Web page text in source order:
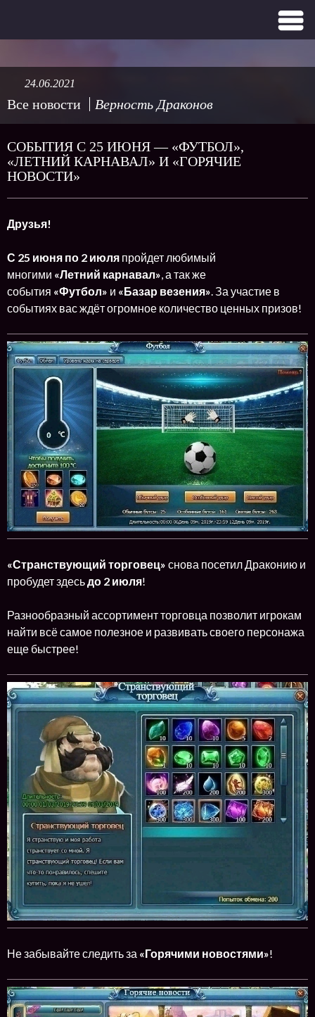
Все новости Верность Драконов
24.06.2021
СОБЫТИЯ С 25 ИЮНЯ — «ФУТБОЛ»,
«ЛЕТНИЙ КАРНАВАЛ» И «ГОРЯЧИЕ
НОВОСТИ»
Друзья!
С 25 июня по 2 июля пройдет любимый
многими «Летний карнавал», а так же
события «Футбол» и «Базар везения». За участие в
событиях вас ждёт огромное количество ценных призов!
«Странствующий торговец» снова посетил Драконию и
пробудет здесьдо 2 июля!
Разнообразный ассортимент торговца позволит игрокам
найти всё самое полезное и развивать своего персонажа
еще быстрее!
Не забывайте следить за «Горячими новостями»!